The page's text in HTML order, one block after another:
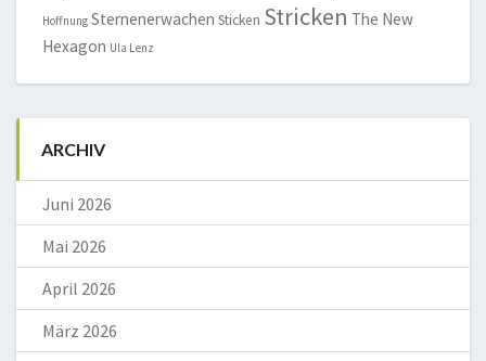
Hoffnung Sternenerwachen Sticken Stricken The New
Hexagon Ula Lenz
ARCHIV
Juni 2026
Mai 2026
April 2026
März 2026